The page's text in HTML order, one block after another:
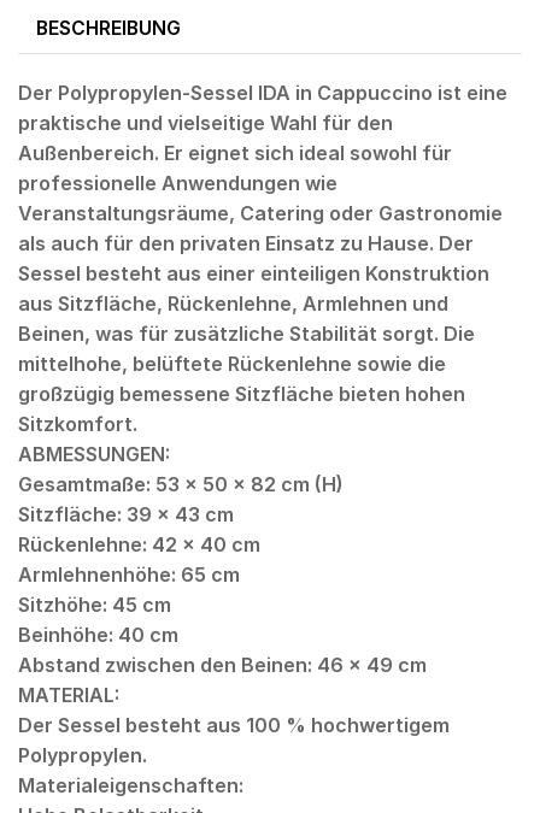
BESCHREIBUNG
Der Polypropylen-Sessel IDA in Cappuccino ist eine
praktische und vielseitige Wahl für den
Außenbereich. Er eignet sich ideal sowohl für
professionelle Anwendungen wie
Veranstaltungsräume, Catering oder Gastronomie
als auch für den privaten Einsatz zu Hause. Der
Sessel besteht aus einer einteiligen Konstruktion
aus Sitzfläche, Rückenlehne, Armlehnen und
Beinen, was für zusätzliche Stabilität sorgt. Die
mittelhohe, belüftete Rückenlehne sowie die
großzügig bemessene Sitzfläche bieten hohen
Sitzkomfort.
ABMESSUNGEN:
Gesamtmaße: 53 × 50 × 82 cm (H)
Sitzfläche: 39 × 43 cm
Rückenlehne: 42 × 40 cm
Armlehnenhöhe: 65 cm
Sitzhöhe: 45 cm
Beinhöhe: 40 cm
Abstand zwischen den Beinen: 46 × 49 cm
MATERIAL:
Der Sessel besteht aus 100 % hochwertigem
Polypropylen.
Materialeigenschaften: